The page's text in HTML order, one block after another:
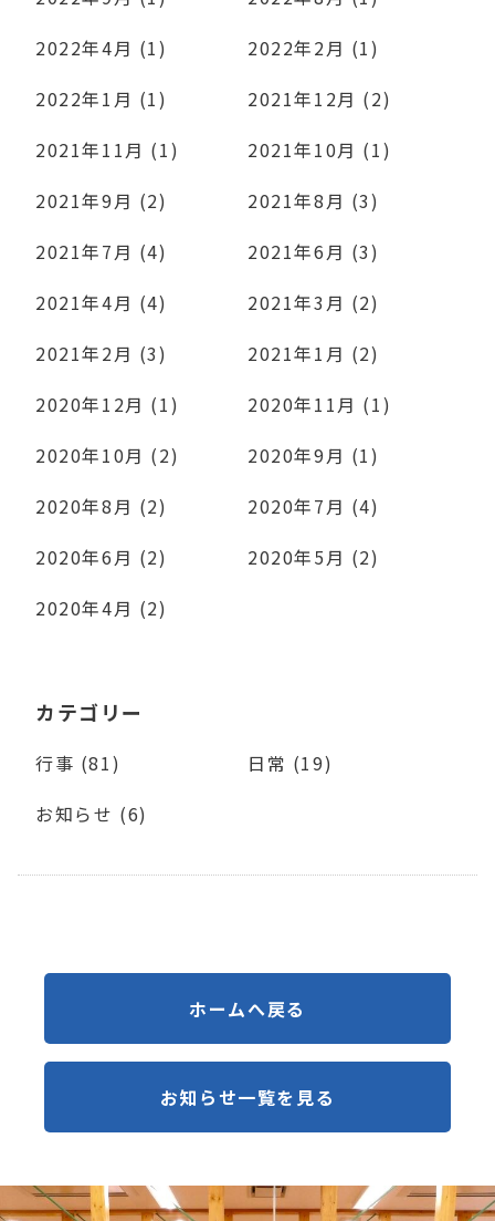
2022年4月 (1)
2022年2月 (1)
2022年1月 (1)
2021年12月 (2)
2021年11月 (1)
2021年10月 (1)
2021年9月 (2)
2021年8月 (3)
2021年7月 (4)
2021年6月 (3)
2021年4月 (4)
2021年3月 (2)
2021年2月 (3)
2021年1月 (2)
2020年12月 (1)
2020年11月 (1)
2020年10月 (2)
2020年9月 (1)
2020年8月 (2)
2020年7月 (4)
2020年6月 (2)
2020年5月 (2)
2020年4月 (2)
カテゴリー
行事 (81)
日常 (19)
お知らせ (6)
ホームへ戻る
お知らせ一覧を見る